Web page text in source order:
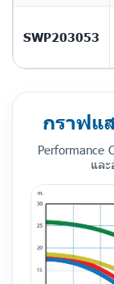
SWP203053
กราฟแ
Performance
และ